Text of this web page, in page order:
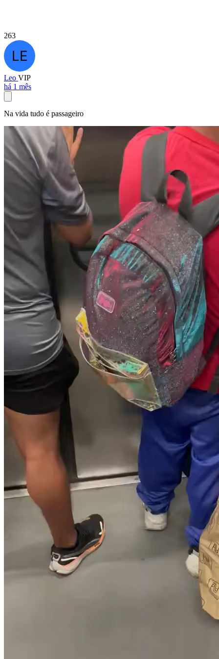
263
Leo VIP
há 1 mês
Na vida tudo é passageiro